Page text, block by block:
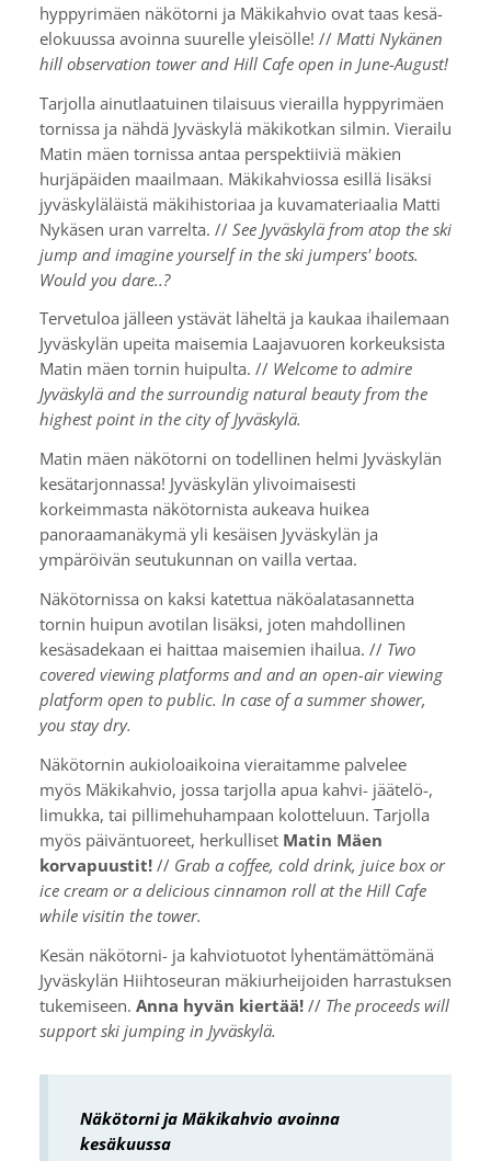
hyppyrimäen näkötorni ja Mäkikahvio ovat taas kesä-
elokuussa avoinna suurelle yleisölle! // Matti Nykänen
hill observation tower and Hill Cafe open in June-August!
Tarjolla ainutlaatuinen tilaisuus vierailla hyppyrimäen
tornissa ja nähdä Jyväskylä mäkikotkan silmin. Vierailu
Matin mäen tornissa antaa perspektiiviä mäkien
hurjäpäiden maailmaan. Mäkikahviossa esillä lisäksi
jyväskyläläistä mäkihistoriaa ja kuvamateriaalia Matti
Nykäsen uran varrelta. // See Jyväskylä from atop the ski
jump and imagine yourself in the ski jumpers' boots.
Would you dare..?
Tervetuloa jälleen ystävät läheltä ja kaukaa ihailemaan
Jyväskylän upeita maisemia Laajavuoren korkeuksista
Matin mäen tornin huipulta. // Welcome to admire
Jyväskylä and the surroundig natural beauty from the
highest point in the city of Jyväskylä.
Matin mäen näkötorni on todellinen helmi Jyväskylän
kesätarjonnassa! Jyväskylän ylivoimaisesti
korkeimmasta näkötornista aukeava huikea
panoraamanäkymä yli kesäisen Jyväskylän ja
ympäröivän seutukunnan on vailla vertaa.
Näkötornissa on kaksi katettua näköalatasannetta
tornin huipun avotilan lisäksi, joten mahdollinen
kesäsadekaan ei haittaa maisemien ihailua. // Two
covered viewing platforms and and an open-air viewing
platform open to public. In case of a summer shower,
you stay dry.
Näkötornin aukioloaikoina vieraitamme palvelee
myös Mäkikahvio, jossa tarjolla apua kahvi- jäätelö-,
limukka, tai pillimehuhampaan kolotteluun. Tarjolla
myös päiväntuoreet, herkulliset Matin Mäen
korvapuustit!// Grab a coffee, cold drink, juice box or
ice cream or a delicious cinnamon roll at the Hill Cafe
while visitin the tower.
Kesän näkötorni- ja kahviotuotot lyhentämättömänä
Jyväskylän Hiihtoseuran mäkiurheijoiden harrastuksen
tukemiseen. Anna hyvän kiertää!// The proceeds will
support ski jumping in Jyväskylä.
Näkötorni ja Mäkikahvio avoinna
kesäkuussa